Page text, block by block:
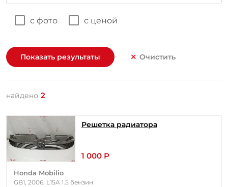
с фото с ценой
Показать результаты Очистить
найдено 2
Решетка радиатора
1 000 Р
Honda Mobilio
GB1, 2006, L15A 1.5 бензин